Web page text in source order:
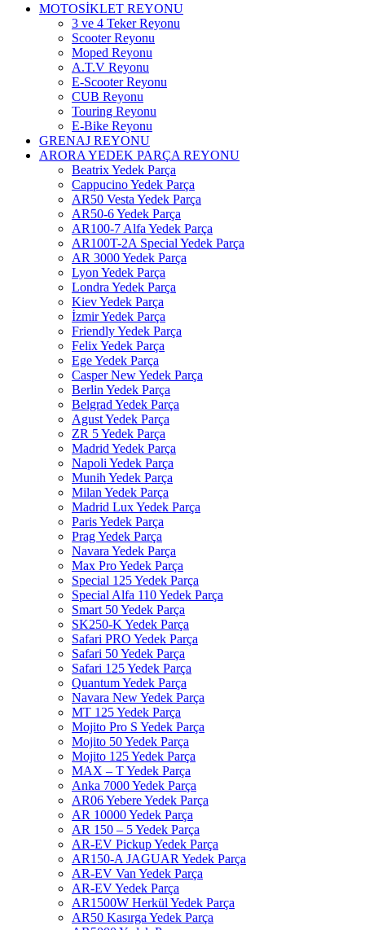
MOTOSİKLET REYONU
3 ve 4 Teker Reyonu
Scooter Reyonu
Moped Reyonu
A.T.V Reyonu
E-Scooter Reyonu
CUB Reyonu
Touring Reyonu
E-Bike Reyonu
GRENAJ REYONU
ARORA YEDEK PARÇA REYONU
Beatrix Yedek Parça
Cappucino Yedek Parça
AR50 Vesta Yedek Parça
AR50-6 Yedek Parça
AR100-7 Alfa Yedek Parça
AR100T-2A Special Yedek Parça
AR 3000 Yedek Parça
Lyon Yedek Parça
Londra Yedek Parça
Kiev Yedek Parça
İzmir Yedek Parça
Friendly Yedek Parça
Felix Yedek Parça
Ege Yedek Parça
Casper New Yedek Parça
Berlin Yedek Parça
Belgrad Yedek Parça
Agust Yedek Parça
ZR 5 Yedek Parça
Madrid Yedek Parça
Napoli Yedek Parça
Munih Yedek Parça
Milan Yedek Parça
Madrid Lux Yedek Parça
Paris Yedek Parça
Prag Yedek Parça
Navara Yedek Parça
Max Pro Yedek Parça
Special 125 Yedek Parça
Special Alfa 110 Yedek Parça
Smart 50 Yedek Parça
SK250-K Yedek Parça
Safari PRO Yedek Parça
Safari 50 Yedek Parça
Safari 125 Yedek Parça
Quantum Yedek Parça
Navara New Yedek Parça
MT 125 Yedek Parça
Mojito Pro S Yedek Parça
Mojito 50 Yedek Parça
Mojito 125 Yedek Parça
MAX – T Yedek Parça
Anka 7000 Yedek Parça
AR06 Yebere Yedek Parça
AR 10000 Yedek Parça
AR 150 – 5 Yedek Parça
AR-EV Pickup Yedek Parça
AR150-A JAGUAR Yedek Parça
AR-EV Van Yedek Parça
AR-EV Yedek Parça
AR1500W Herkül Yedek Parça
AR50 Kasırga Yedek Parça